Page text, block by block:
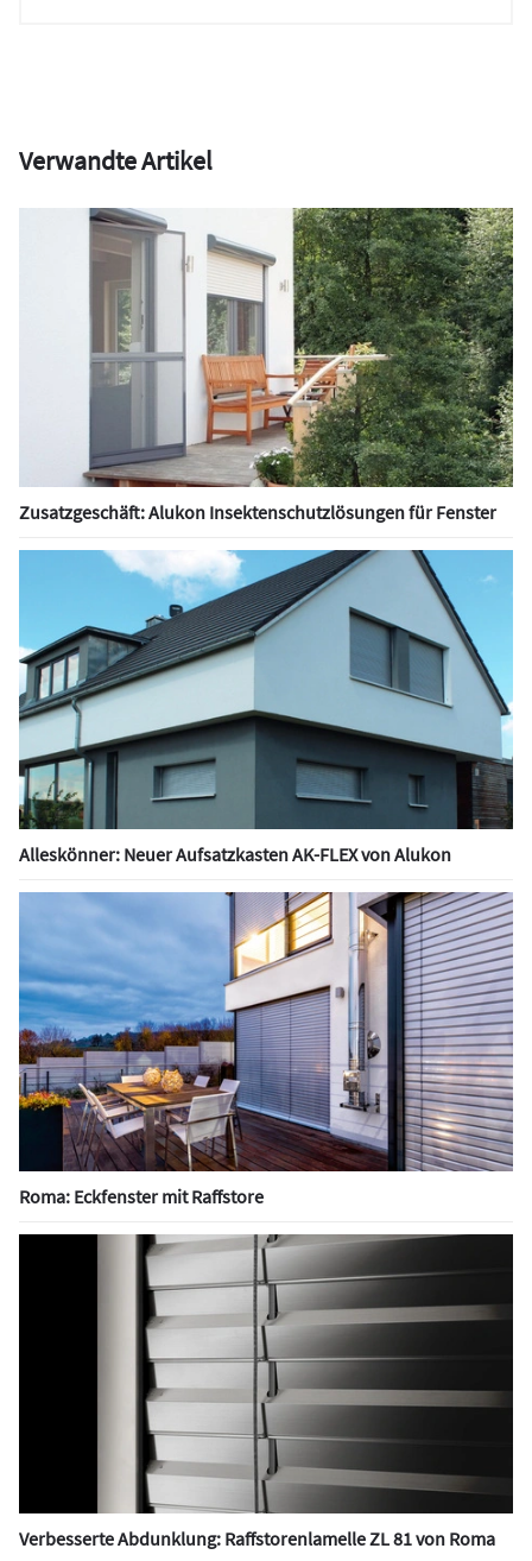
Verwandte Artikel
Zusatzgeschäft: Alukon Insektenschutzlösungen für Fenster
Alleskönner: Neuer Aufsatzkasten AK-FLEX von Alukon
Roma: Eckfenster mit Raffstore
Verbesserte Abdunklung: Raffstorenlamelle ZL 81 von Roma